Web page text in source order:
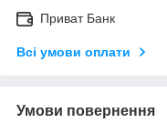
Приват Банк
Всі умови оплати
Умови повернення